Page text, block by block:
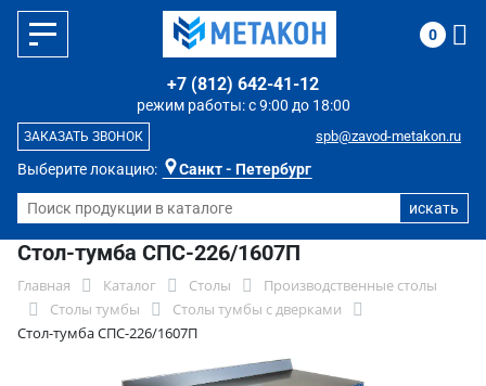
Выберите локацию: Санкт - Петербург
режим работы: с 9:00 до 18:00
+7 (812) 642-41-12
spb@zavod-metakon.ru
ЗАКАЗАТЬ ЗВОНОК
0
Стол-тумба СПС-226/1607П
Главная Каталог Столы
Производственные столы
Столы тумбы
Столы тумбы с дверками
Стол-тумба СПС-226/1607П